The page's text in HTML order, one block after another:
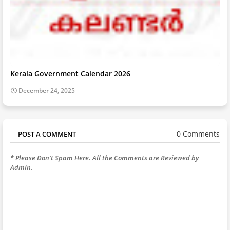
Kerala Government Calendar 2026
December 24, 2025
POST A COMMENT 0 Comments
* Please Don't Spam Here. All the Comments are Reviewed by
Admin.